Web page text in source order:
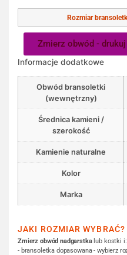
Rozmiar
Zmierz obwód -
Informacje dodatkowe
Obwód bransoletki
(wewnętrzny)
Średnica kamieni /
szerokość
Kamienie naturalne
Kolor
Marka
JAKI ROZMIAR WYBRAĆ?
Zmierz obwód nadgarstkalub kostki i:
- bransoletka dopasowana - wybierz